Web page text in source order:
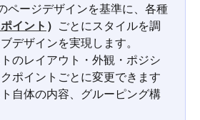
ページデザインを基準に、各種
イント ） ごとにスタイルを調
デザインを実現します。​
のレイアウト・外観・ポジシ
ポイントごとに変更できます
自体の内容、グルーピング構